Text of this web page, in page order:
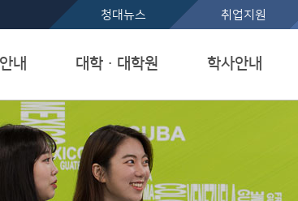
본문 바로가기청대뉴스 취업지원
내 대학ㆍ대학원 학사안내